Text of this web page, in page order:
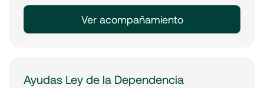
Ver acompañamiento
Ayudas Ley de la Dependencia